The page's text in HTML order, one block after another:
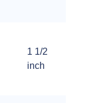
1 1/2
inch